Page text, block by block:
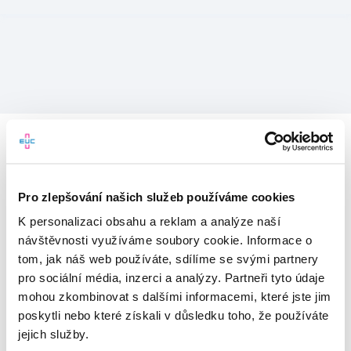
Pro zlepšování našich služeb používáme cookies
K personalizaci obsahu a reklam a analýze naší
návštěvnosti využíváme soubory cookie. Informace o
tom, jak náš web používáte, sdílíme se svými partnery
pro sociální média, inzerci a analýzy. Partneři tyto údaje
mohou zkombinovat s dalšími informacemi, které jste jim
poskytli nebo které získali v důsledku toho, že používáte
jejich služby.
Vítejte v mojeEUC